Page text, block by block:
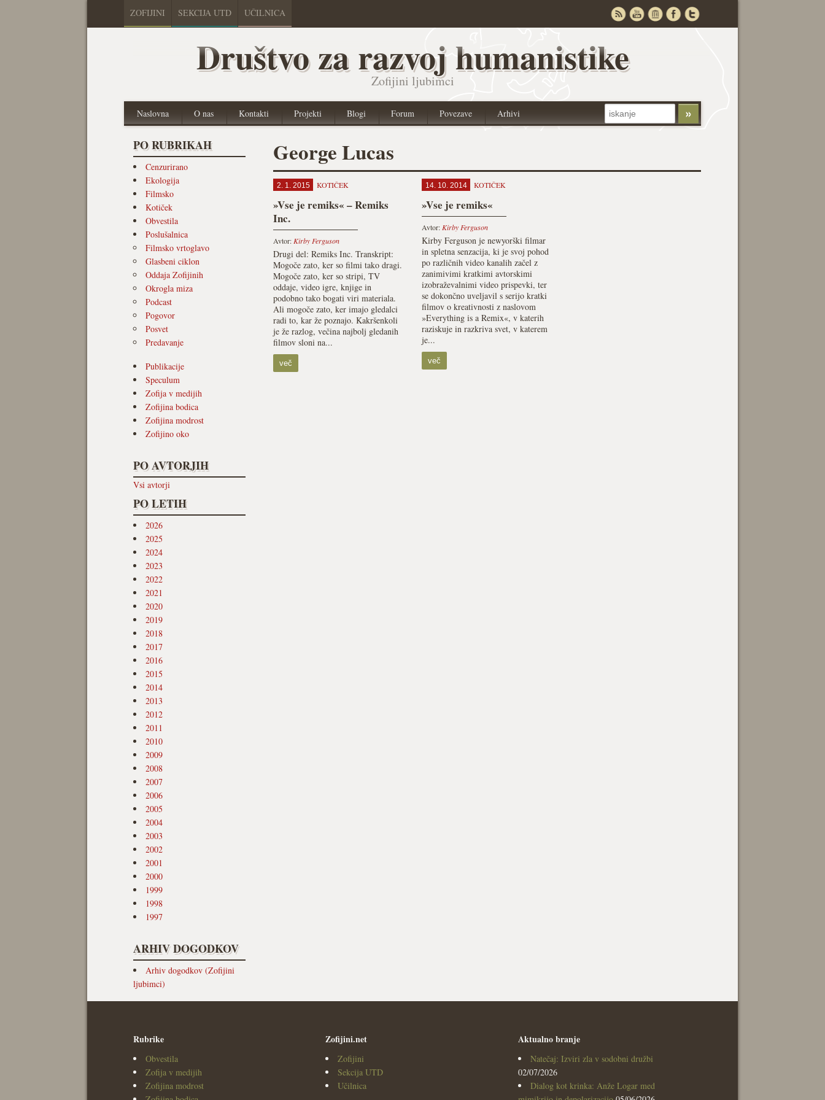
ZOFIJINI SEKCIJA UTD UČILNICA
Društvo za razvoj humanistike
Zofijini ljubimci
Naslovna O nas Kontakti Projekti Blogi Forum Povezave Arhivi
PO RUBRIKAH
Cenzurirano
Ekologija
Filmsko
Kotiček
Obvestila
Poslušalnica
Filmsko vrtoglavo
Glasbeni ciklon
Oddaja Zofijinih
Okrogla miza
Podcast
Pogovor
Posvet
Predavanje
Publikacije
Speculum
Zofija v medijih
Zofijina bodica
Zofijina modrost
Zofijino oko
PO AVTORJIH
Vsi avtorji
PO LETIH
2026
2025
2024
2023
2022
2021
2020
2019
2018
2017
2016
2015
2014
2013
2012
2011
2010
2009
2008
2007
2006
2005
2004
2003
2002
2001
2000
1999
1998
1997
ARHIV DOGODKOV
Arhiv dogodkov (Zofijini
ljubimci)
George Lucas
2. 1. 2015 KOTIČEK
»Vse je remiks« – Remiks
Inc.
Avtor: Kirby Ferguson
Drugi del: Remiks Inc. Transkript:
Mogoče zato, ker so filmi tako dragi.
Mogoče zato, ker so stripi, TV
oddaje, video igre, knjige in
podobno tako bogati viri materiala.
Ali mogoče zato, ker imajo gledalci
radi to, kar že poznajo. Kakršenkoli
je že razlog, večina najbolj gledanih
filmov sloni na...
več
14. 10. 2014 KOTIČEK
»Vse je remiks«
Avtor: Kirby Ferguson
Kirby Ferguson je newyorški filmar
in spletna senzacija, ki je svoj pohod
po različnih video kanalih začel z
zanimivimi kratkimi avtorskimi
izobraževalnimi video prispevki, ter
se dokončno uveljavil s serijo kratki
filmov o kreativnosti z naslovom
»Everything is a Remix«, v katerih
raziskuje in razkriva svet, v katerem
je...
več
Rubrike
Obvestila
Zofija v medijih
Zofijina modrost
Zofijini.net
Zofijini
Sekcija UTD
Učilnica
Aktualno branje
Natečaj: Izviri zla v sodobni družbi
02/07/2026
Dialog kot krinka: Anže Logar med